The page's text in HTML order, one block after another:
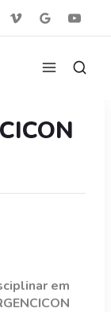
em